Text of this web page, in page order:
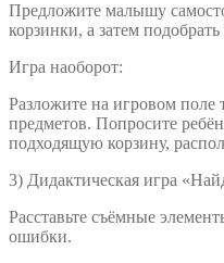
Предложите малышу
корзинки, а затем
Игра наоборот:
Разложите на игровом поле
предметов. Попросите
подходящую корзину,
3) Дидактическая игра
Расставьте съёмные
ошибки.